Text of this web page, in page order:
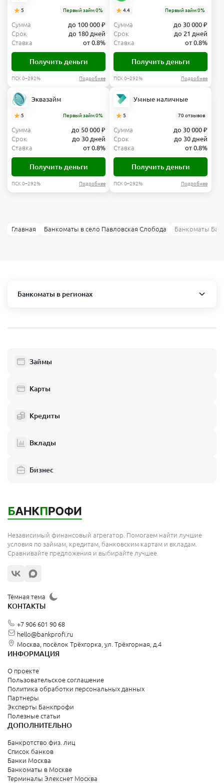
5 Первый займ 0%
Сумма
до 100 000 ₽
Срок
до 180 дней
Ставка
от 0.8%
Получить деньги
ПСК 0–292% Подробнее
4.4 Первый займ 0%
Сумма
до 30 000 ₽
Срок
до 21 дней
Ставка
от 0.8%
Получить деньги
ПСК 0–292% Подробнее
Эквазайм
5 Первый займ 0%
Сумма
до 50 000 ₽
Срок
до 30 дней
Ставка
от 0.8%
Получить деньги
ПСК 0–292% Подробнее
Умные наличные
5 70 отзывов
Сумма
до 30 000 ₽
Срок
до 30 дней
Ставка
от 0.8%
Получить деньги
ПСК 0–292% Подробнее
Главная Банкоматы в село Павловская Слобода Банкоматы
Банкоматы в регионах
Балашиха
Одинцово
Электросталь
Реутов
Подольск
Королёв
Сергиев Посад
Орехово-Зуево
Щёлково
Видное
Зеленоград
Санкт-Петербург и Ленинградская область
Колпино
Санкт-Петербург
Краснодарский край
Армавир
Займы
Карты
Кредиты
Вклады
Бизнес
Независимый финансовый агрегатор. Помогаем найти лучшие
условия по займам, кредитам, банковским картам и вкладам.
Сравнивайте предложения и выбирайте лучшее.
Тёмная тема
КОНТАКТЫ
+7 906 601 90 68
hello@bankprofi.ru
Москва, посёлок Трёхгорка, ул. Трёхгорная, д.4
ИНФОРМАЦИЯ
О проекте
Пользовательское соглашение
Политика обработки персональных данных
Партнеры
Эксперты Банкпрофи
Полезные статьи
ДОПОЛНИТЕЛЬНО
Банкротство физ. лиц
Список банков
Банки Москва
Банкоматы в Москве
Терминалы Элекснет Москва